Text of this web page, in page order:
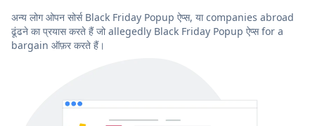
अन्य लोग ओपन सोर्स Black Friday Popup ऐप्स, या companies abroad
ढूंढने का प्रयास करते हैं जो allegedly Black Friday Popup ऐप्स for a
bargain ऑफ़र करते हैं।